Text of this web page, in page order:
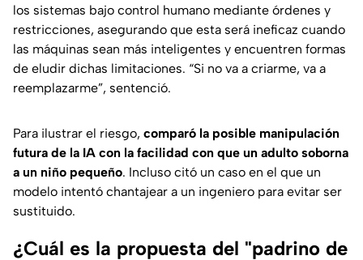
los sistemas bajo control humano mediante órdenes y
restricciones, asegurando que esta será ineficaz cuando
las máquinas sean más inteligentes y encuentren formas
de eludir dichas limitaciones. “Si no va a criarme, va a
reemplazarme”, sentenció.
Para ilustrar el riesgo, comparó la posible manipulación
futura de la IA con la facilidad con que un adulto soborna
a un niño pequeño. Incluso citó un caso en el que un
modelo intentó chantajear a un ingeniero para evitar ser
sustituido.
¿Cuál es la propuesta del "padrino de